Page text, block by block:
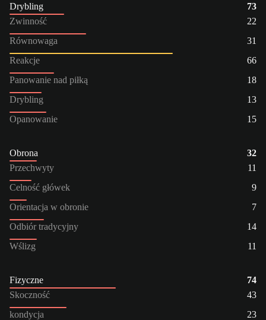
Drybling
73
Zwinność
22
Równowaga
31
Reakcje
66
Panowanie nad piłką
18
Drybling
13
Opanowanie
15
Obrona
32
Przechwyty
11
Celność główek
9
Orientacja w obronie
7
Odbiór tradycyjny
14
Wślizg
11
Fizyczne
74
Skoczność
43
kondycja
23